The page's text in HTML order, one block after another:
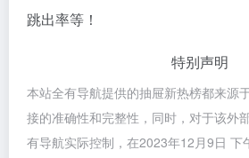
跳出率等！
特别声明
本站全有导航提供的抽屉新热榜都来源
接的准确性和完整性，同时，对于该外
有导航实际控制，在2023年12月9日 下